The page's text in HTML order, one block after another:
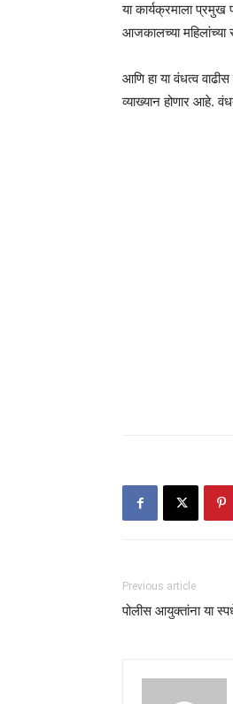
या कार्यक्रमाला प्रमुख
आजकालच्या महिलांच्या
आणि हा या वंधत्व
व्याख्यान होणार आहे.
Previous article
पोलीस आयुक्तांना या